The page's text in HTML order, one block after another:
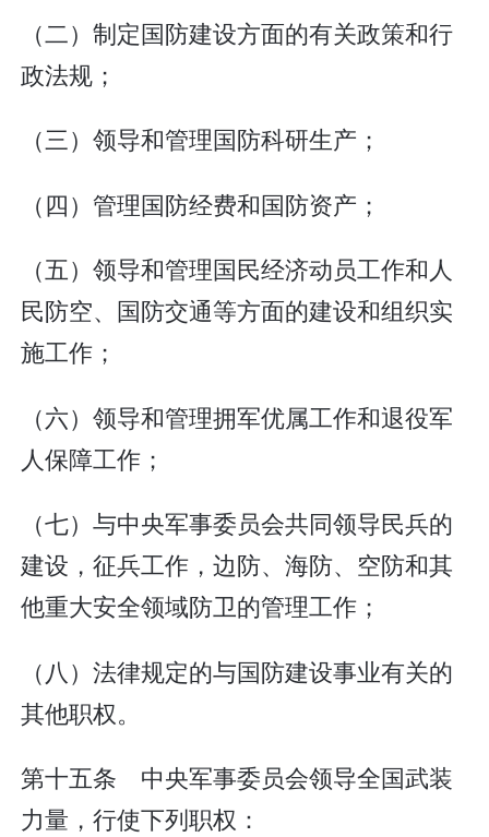
（二）制定国防建设方面的有关政策和行
政法规；
（三）领导和管理国防科研生产；
（四）管理国防经费和国防资产；
（五）领导和管理国民经济动员工作和人
民防空、国防交通等方面的建设和组织实
施工作；
（六）领导和管理拥军优属工作和退役军
人保障工作；
（七）与中央军事委员会共同领导民兵的
建设，征兵工作，边防、海防、空防和其
他重大安全领域防卫的管理工作；
（八）法律规定的与国防建设事业有关的
其他职权。
第十五条 中央军事委员会领导全国武装
力量，行使下列职权：